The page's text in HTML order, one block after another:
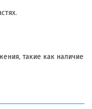
такие как наличие